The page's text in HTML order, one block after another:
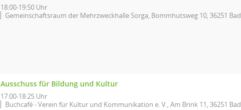
18:00-19:50 Uhr
Gemeinschaftsraum der Mehrzweckhalle Sorga, Bommhutsweg 10, 36251
Ausschuss für Bildung und Kultur
17:00-18:25 Uhr
Buchcafé - Verein für Kultur und Kommunikation e. V., Am Brink 11, 36251